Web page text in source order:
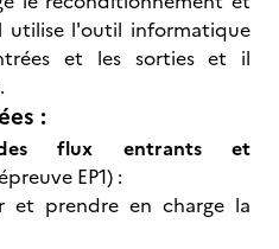
utilise l'outil informatique
et les sorties et il
:
flux entrants et
EP1) :
et prendre en charge la